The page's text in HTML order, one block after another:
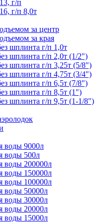
г/п
г/п 8,0т
за центр
за края
шплинта г/п 1,0т
шплинта г/п 2,0т (1/2")
шплинта г/п 3,25т (5/8")
шплинта г/п 4,75т (3/4")
шплинта г/п 6,5т (7/8")
шплинта г/п 8,5т (1")
шплинта г/п 9,5т (1-1/8")
воды 9000л
воды 500л
воды 200000л
воды 150000л
воды 100000л
воды 50000л
воды 30000л
воды 20000л
воды 15000л